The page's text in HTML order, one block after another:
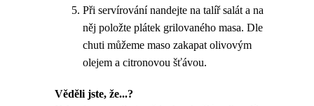
Při servírování nandejte na talíř salát a na
něj položte plátek grilovaného masa. Dle
chuti můžeme maso zakapat olivovým
olejem a citronovou šťávou.
Věděli jste, že...?